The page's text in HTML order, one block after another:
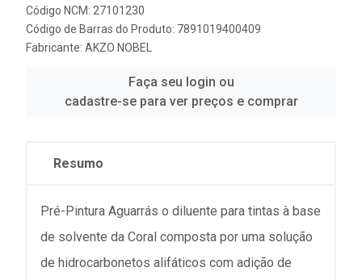
Código NCM: 27101230
Código de Barras do Produto: 7891019400409
Fabricante: AKZO NOBEL
Faça seu login ou
cadastre-se para ver preços e comprar
Resumo
Pré-Pintura Aguarrás o diluente para tintas à base
de solvente da Coral composta por uma solução
de hidrocarbonetos alifáticos com adição de